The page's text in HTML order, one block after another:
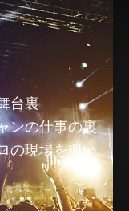
台裏
ンの仕事の裏
の現場を覗い